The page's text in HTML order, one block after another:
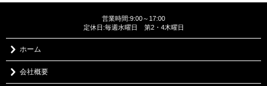
営業時間:9:00～17:00
定休日:毎週水曜日 第2・4木曜日
ホーム
会社概要